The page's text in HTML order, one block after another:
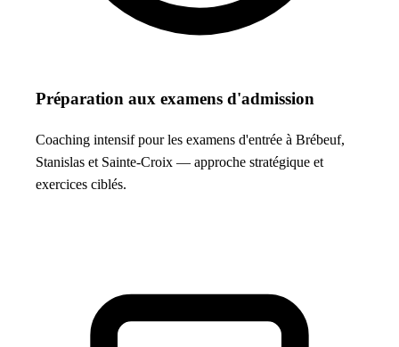
Préparation aux examens d'admission
Coaching intensif pour les examens d'entrée à Brébeuf,
Stanislas et Sainte-Croix — approche stratégique et
exercices ciblés.